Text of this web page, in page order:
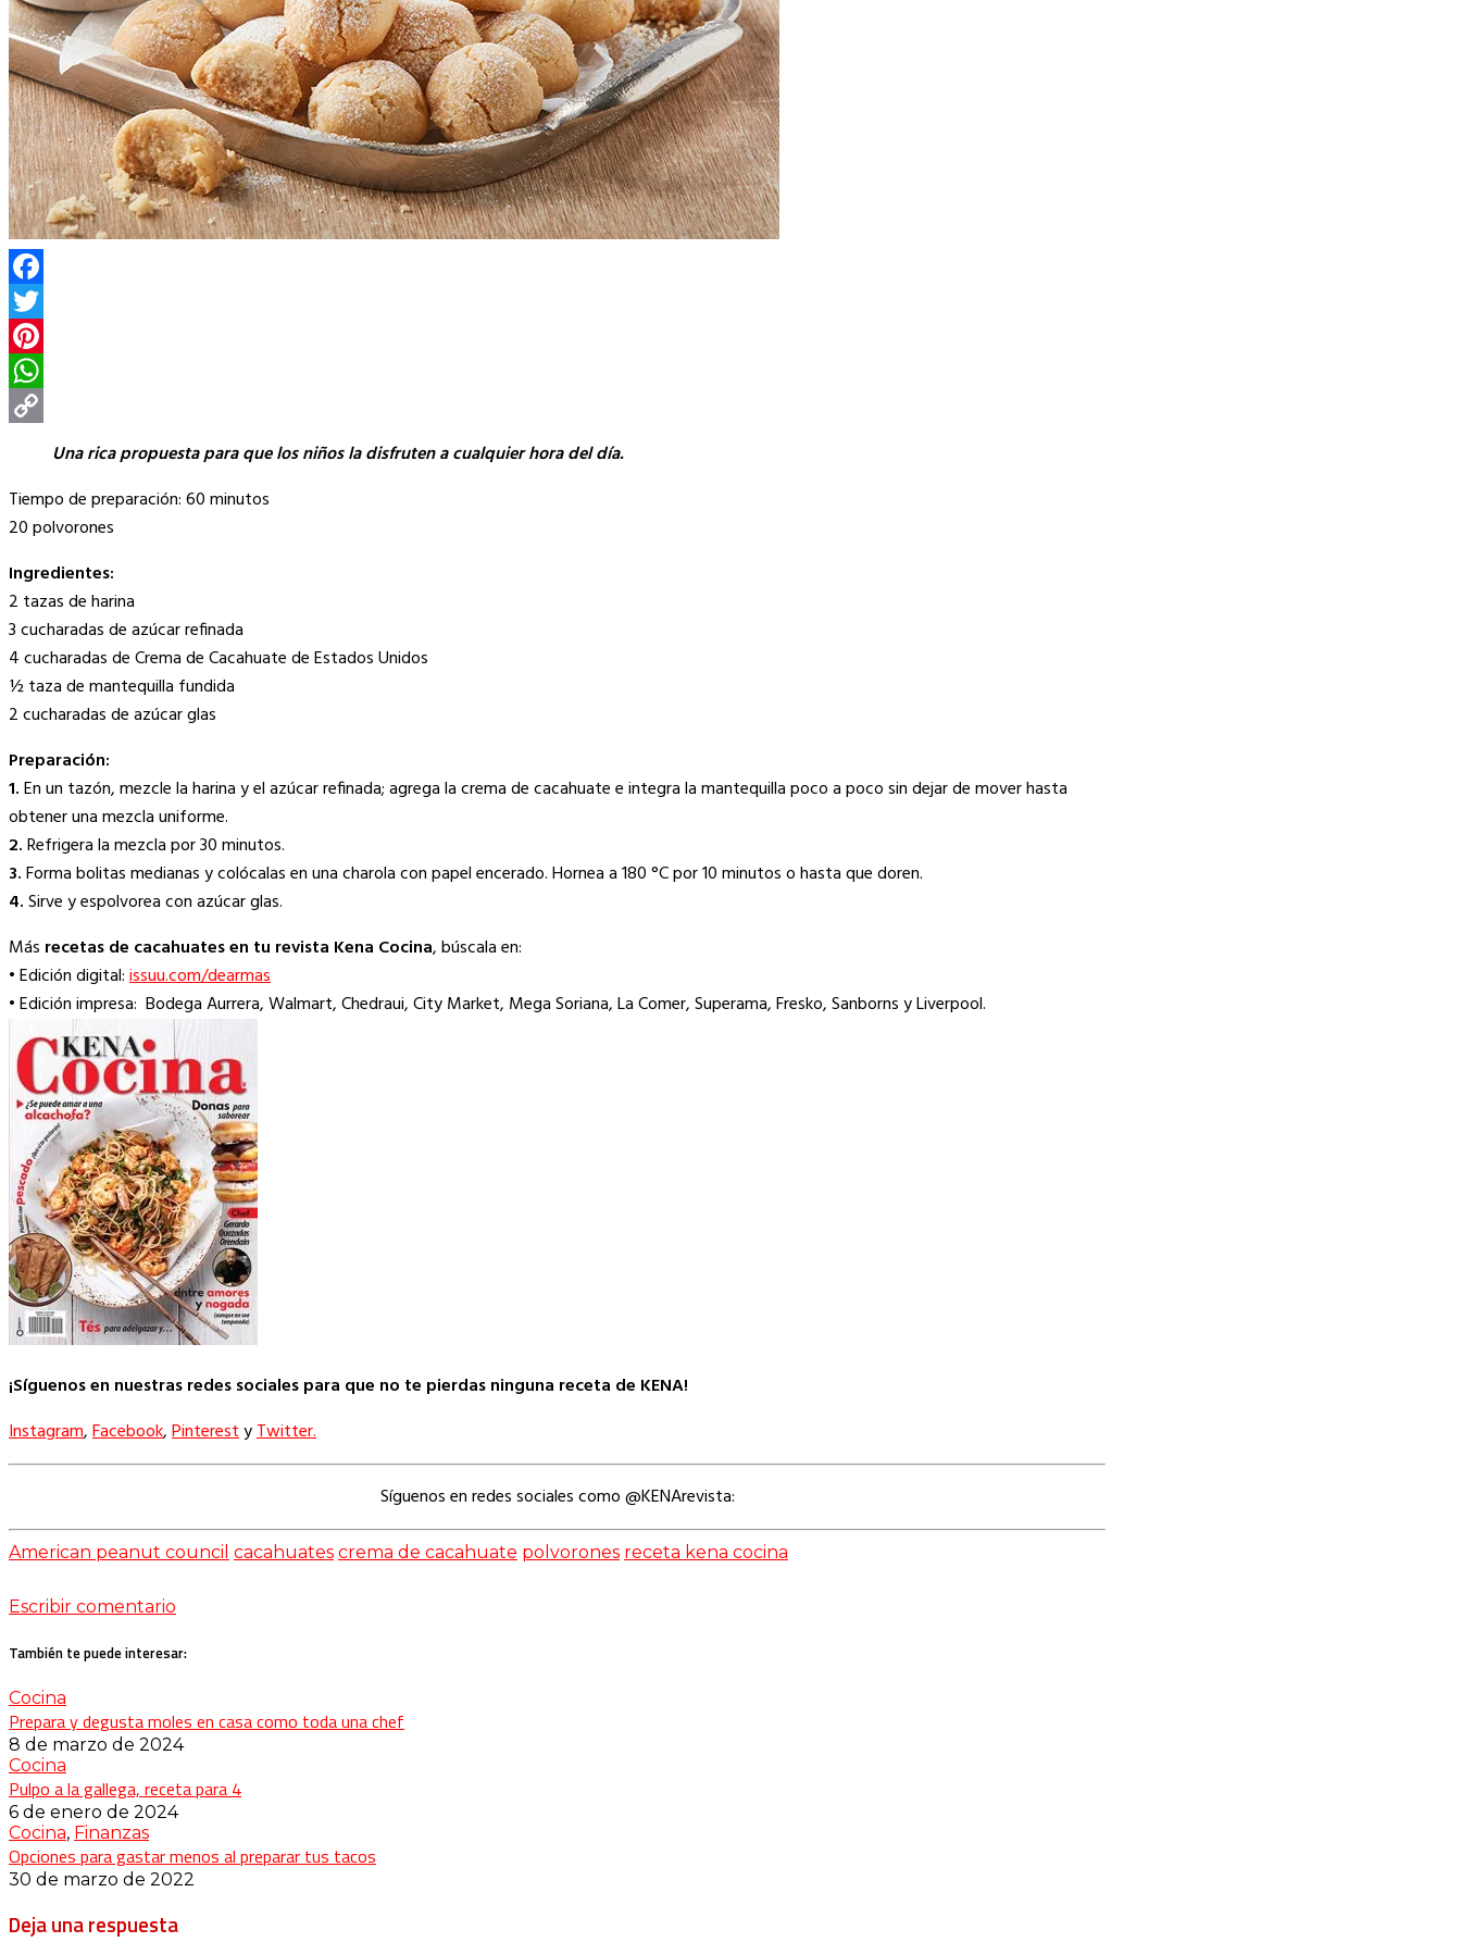
Facebook
Twitter
Pinterest
WhatsApp
Una rica propuesta para que los niños la disfruten a cualquier hora del día.
Tiempo de preparación: 60 minutos
20 polvorones
Ingredientes:
2 tazas de harina
3 cucharadas de azúcar refinada
4 cucharadas de Crema de Cacahuate de Estados Unidos
½ taza de mantequilla fundida
2 cucharadas de azúcar glas
Preparación:
1.En un tazón, mezcle la harina y el azúcar refinada; agrega la crema de cacahuate e integra la mantequilla poco a poco sin dejar de mover hasta
obtener una mezcla uniforme.
2.Refrigera la mezcla por 30 minutos.
3.Forma bolitas medianas y colócalas en una charola con papel encerado. Hornea a 180 °C por 10 minutos o hasta que doren.
4.Sirve y espolvorea con azúcar glas.
Más recetas de cacahuates en tu revista Kena Cocina, búscala en:
• Edición digital:issuu.com/dearmas
• Edición impresa: Bodega Aurrera, Walmart, Chedraui, City Market, Mega Soriana, La Comer, Superama, Fresko, Sanborns y Liverpool.
¡Síguenos en nuestras redes sociales para que no te pierdas ninguna receta de KENA!
Instagram,Facebook,PinterestyTwitter.
Síguenos en redes sociales como @KENArevista:
American peanut council cacahuates crema de cacahuate polvorones receta kena cocina
Escribir comentario
También te puede interesar:
Cocina
Prepara y degusta moles en casa como toda una chef
8 de marzo de 2024
Cocina
Pulpo a la gallega, receta para 4
6 de enero de 2024
Cocina, Finanzas
Opciones para gastar menos al preparar tus tacos
30 de marzo de 2022
Deja una respuesta